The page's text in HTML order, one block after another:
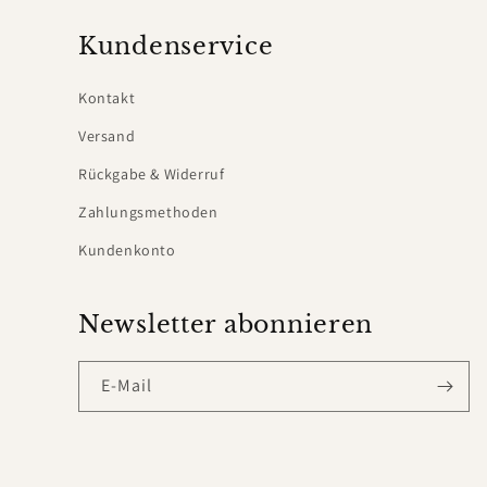
Kundenservice
Kontakt
Versand
Rückgabe & Widerruf
Zahlungsmethoden
Kundenkonto
Newsletter abonnieren
E-Mail